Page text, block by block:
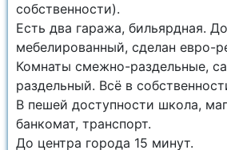
собственности).
Есть два гаража, бильярдная.
мебелированный, сделан евро-
Комнаты смежно-раздельные,
раздельный. Всё в
В пешей доступности школа,
банкомат, транспорт.
До центра города 15 минут.